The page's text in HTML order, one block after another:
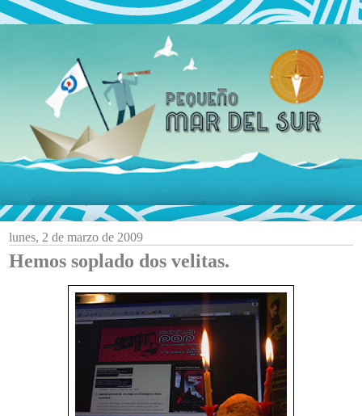
lunes, 2 de marzo de 2009
Hemos soplado dos velitas.